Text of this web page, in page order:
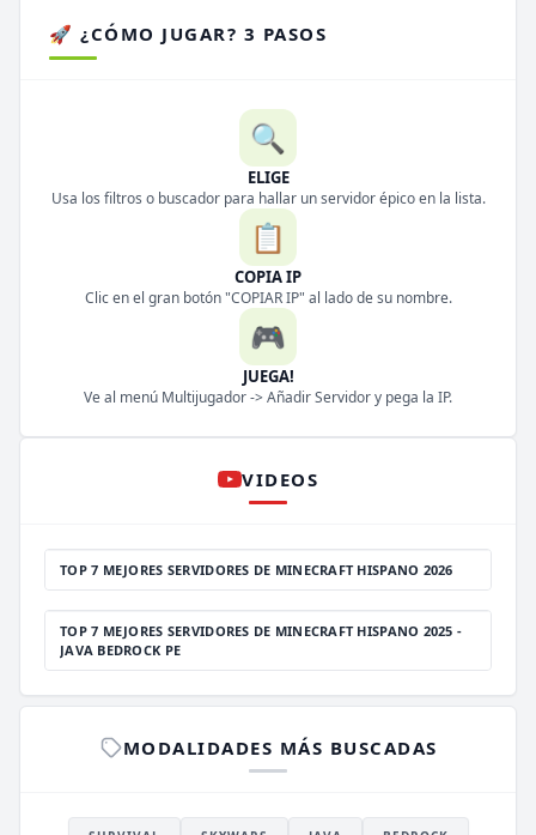
🚀 ¿CÓMO JUGAR? 3 PASOS
🔍
ELIGE
Usa los filtros o buscador para hallar un servidor épico en la lista.
📋
COPIA IP
Clic en el gran botón "COPIAR IP" al lado de su nombre.
🎮
JUEGA!
Ve al menú Multijugador -> Añadir Servidor y pega la IP.
VIDEOS
TOP 7 MEJORES SERVIDORES DE MINECRAFT HISPANO 2026
TOP 7 MEJORES SERVIDORES DE MINECRAFT HISPANO 2025 -
JAVA BEDROCK PE
MODALIDADES MÁS BUSCADAS